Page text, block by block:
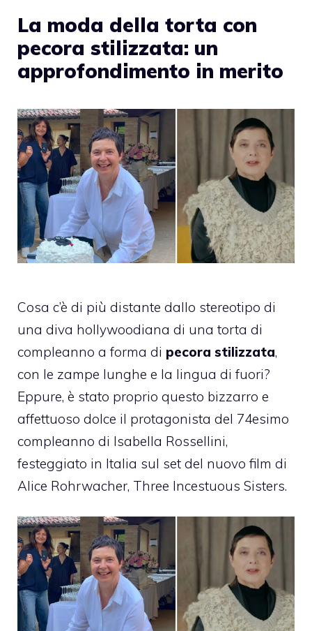
La moda della torta con
pecora stilizzata: un
approfondimento in merito
Cosa c’è di più distante dallo stereotipo di
una diva hollywoodiana di una torta di
compleanno a forma di pecora stilizzata,
con le zampe lunghe e la lingua di fuori?
Eppure, è stato proprio questo bizzarro e
affettuoso dolce il protagonista del 74esimo
compleanno di Isabella Rossellini,
festeggiato in Italia sul set del nuovo film di
Alice Rohrwacher, Three Incestuous Sisters.